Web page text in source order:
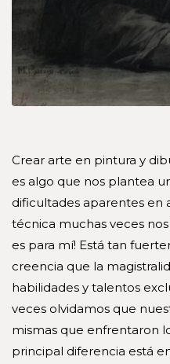
Crear arte en pintura y
es algo que nos plantea
dificultades aparentes en
técnica muchas veces
es para mí! Está tan
creencia que la
habilidades y talentos
veces olvidamos que
mismas que enfrentaron
principal diferencia está